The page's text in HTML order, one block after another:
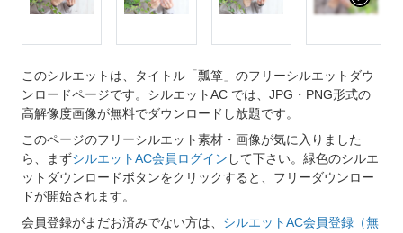
このシルエットは、タイトル「瓢箪」のフリーシルエットダウ
ンロードページです。シルエットAC では、JPG・PNG形式の
高解像度画像が無料でダウンロードし放題です。
このページのフリーシルエット素材・画像が気に入りました
ら、まずシルエットAC会員ログイン して下さい。緑色のシルエ
ットダウンロードボタンをクリックすると、フリーダウンロー
ドが開始されます。
会員登録がまだお済みでない方は、 シルエットAC会員登録（無